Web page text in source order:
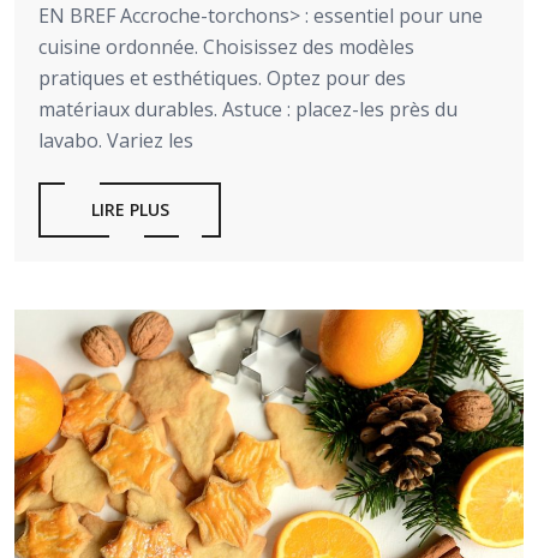
EN BREF Accroche-torchons> : essentiel pour une
cuisine ordonnée. Choisissez des modèles
pratiques et esthétiques. Optez pour des
matériaux durables. Astuce : placez-les près du
lavabo. Variez les
LIRE PLUS